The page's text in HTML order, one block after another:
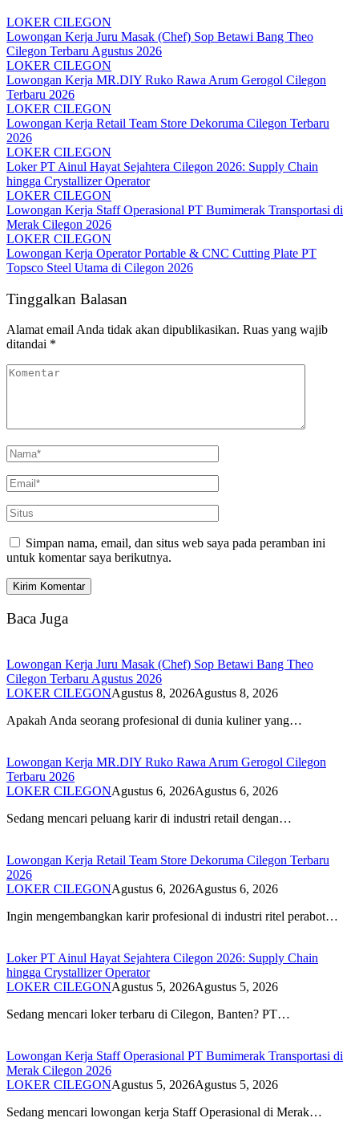
LOKER CILEGON
Lowongan Kerja Juru Masak (Chef) Sop Betawi Bang Theo
Cilegon Terbaru Agustus 2026
LOKER CILEGON
Lowongan Kerja MR.DIY Ruko Rawa Arum Gerogol Cilegon
Terbaru 2026
LOKER CILEGON
Lowongan Kerja Retail Team Store Dekoruma Cilegon Terbaru
2026
LOKER CILEGON
Loker PT Ainul Hayat Sejahtera Cilegon 2026: Supply Chain
hingga Crystallizer Operator
LOKER CILEGON
Lowongan Kerja Staff Operasional PT Bumimerak Transportasi di
Merak Cilegon 2026
LOKER CILEGON
Lowongan Kerja Operator Portable & CNC Cutting Plate PT
Topsco Steel Utama di Cilegon 2026
Tinggalkan Balasan
Alamat email Anda tidak akan dipublikasikan. Ruas yang wajib
ditandai *
Simpan nama, email, dan situs web saya pada peramban ini
untuk komentar saya berikutnya.
Baca Juga
Lowongan Kerja Juru Masak (Chef) Sop Betawi Bang Theo
Cilegon Terbaru Agustus 2026
LOKER CILEGONAgustus 8, 2026Agustus 8, 2026
Apakah Anda seorang profesional di dunia kuliner yang…
Lowongan Kerja MR.DIY Ruko Rawa Arum Gerogol Cilegon
Terbaru 2026
LOKER CILEGONAgustus 6, 2026Agustus 6, 2026
Sedang mencari peluang karir di industri retail dengan…
Lowongan Kerja Retail Team Store Dekoruma Cilegon Terbaru
2026
LOKER CILEGONAgustus 6, 2026Agustus 6, 2026
Ingin mengembangkan karir profesional di industri ritel perabot…
Loker PT Ainul Hayat Sejahtera Cilegon 2026: Supply Chain
hingga Crystallizer Operator
LOKER CILEGONAgustus 5, 2026Agustus 5, 2026
Sedang mencari loker terbaru di Cilegon, Banten? PT…
Lowongan Kerja Staff Operasional PT Bumimerak Transportasi di
Merak Cilegon 2026
LOKER CILEGONAgustus 5, 2026Agustus 5, 2026
Sedang mencari lowongan kerja Staff Operasional di Merak…